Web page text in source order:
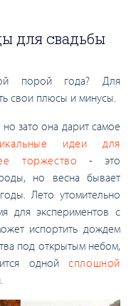
для свадьбы
порой года? Для
свои плюсы и минусы.
зато она дарит самое
идеи для
торжество - это
но весна бывает
Лето утомительно
для экспериментов с
испортить дождем
под открытым небом,
однойсплошной